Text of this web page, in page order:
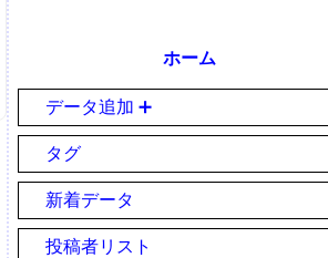
ホーム
データ追加 ➕
タグ
新着データ
投稿者リスト